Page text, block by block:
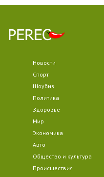
Новости
Спорт
Шоубиз
Политика
Здоровье
Мир
Экономика
Авто
Общество и культура
Происшествия